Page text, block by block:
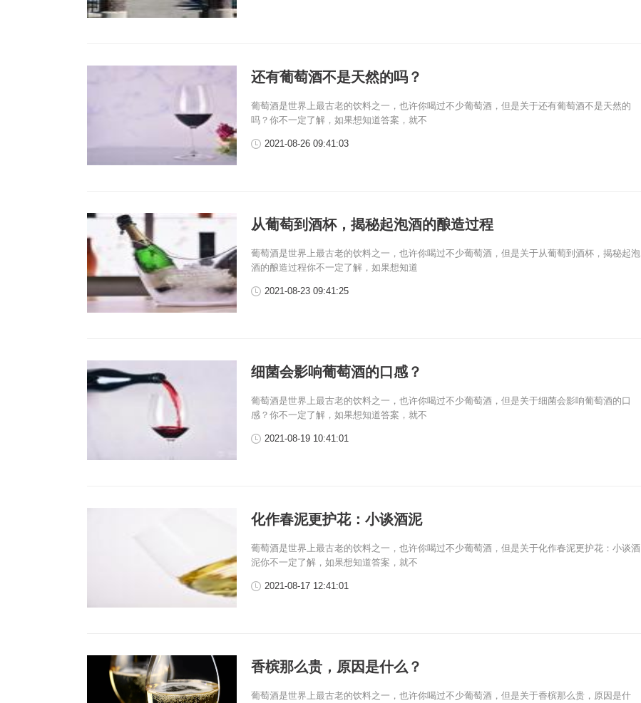
还有葡萄酒不是天然的吗？
葡萄酒是世界上最古老的饮料之一，也许你喝过不少葡萄酒，但是关于还有葡萄酒不是天然的
吗？你不一定了解，如果想知道答案，就不
2021-08-26 09:41:03
从葡萄到酒杯，揭秘起泡酒的酿造过程
葡萄酒是世界上最古老的饮料之一，也许你喝过不少葡萄酒，但是关于从葡萄到酒杯，揭秘起泡
酒的酿造过程你不一定了解，如果想知道
2021-08-23 09:41:25
细菌会影响葡萄酒的口感？
葡萄酒是世界上最古老的饮料之一，也许你喝过不少葡萄酒，但是关于细菌会影响葡萄酒的口
感？你不一定了解，如果想知道答案，就不
2021-08-19 10:41:01
化作春泥更护花：小谈酒泥
葡萄酒是世界上最古老的饮料之一，也许你喝过不少葡萄酒，但是关于化作春泥更护花：小谈酒
泥你不一定了解，如果想知道答案，就不
2021-08-17 12:41:01
香槟那么贵，原因是什么？
葡萄酒是世界上最古老的饮料之一，也许你喝过不少葡萄酒，但是关于香槟那么贵，原因是什